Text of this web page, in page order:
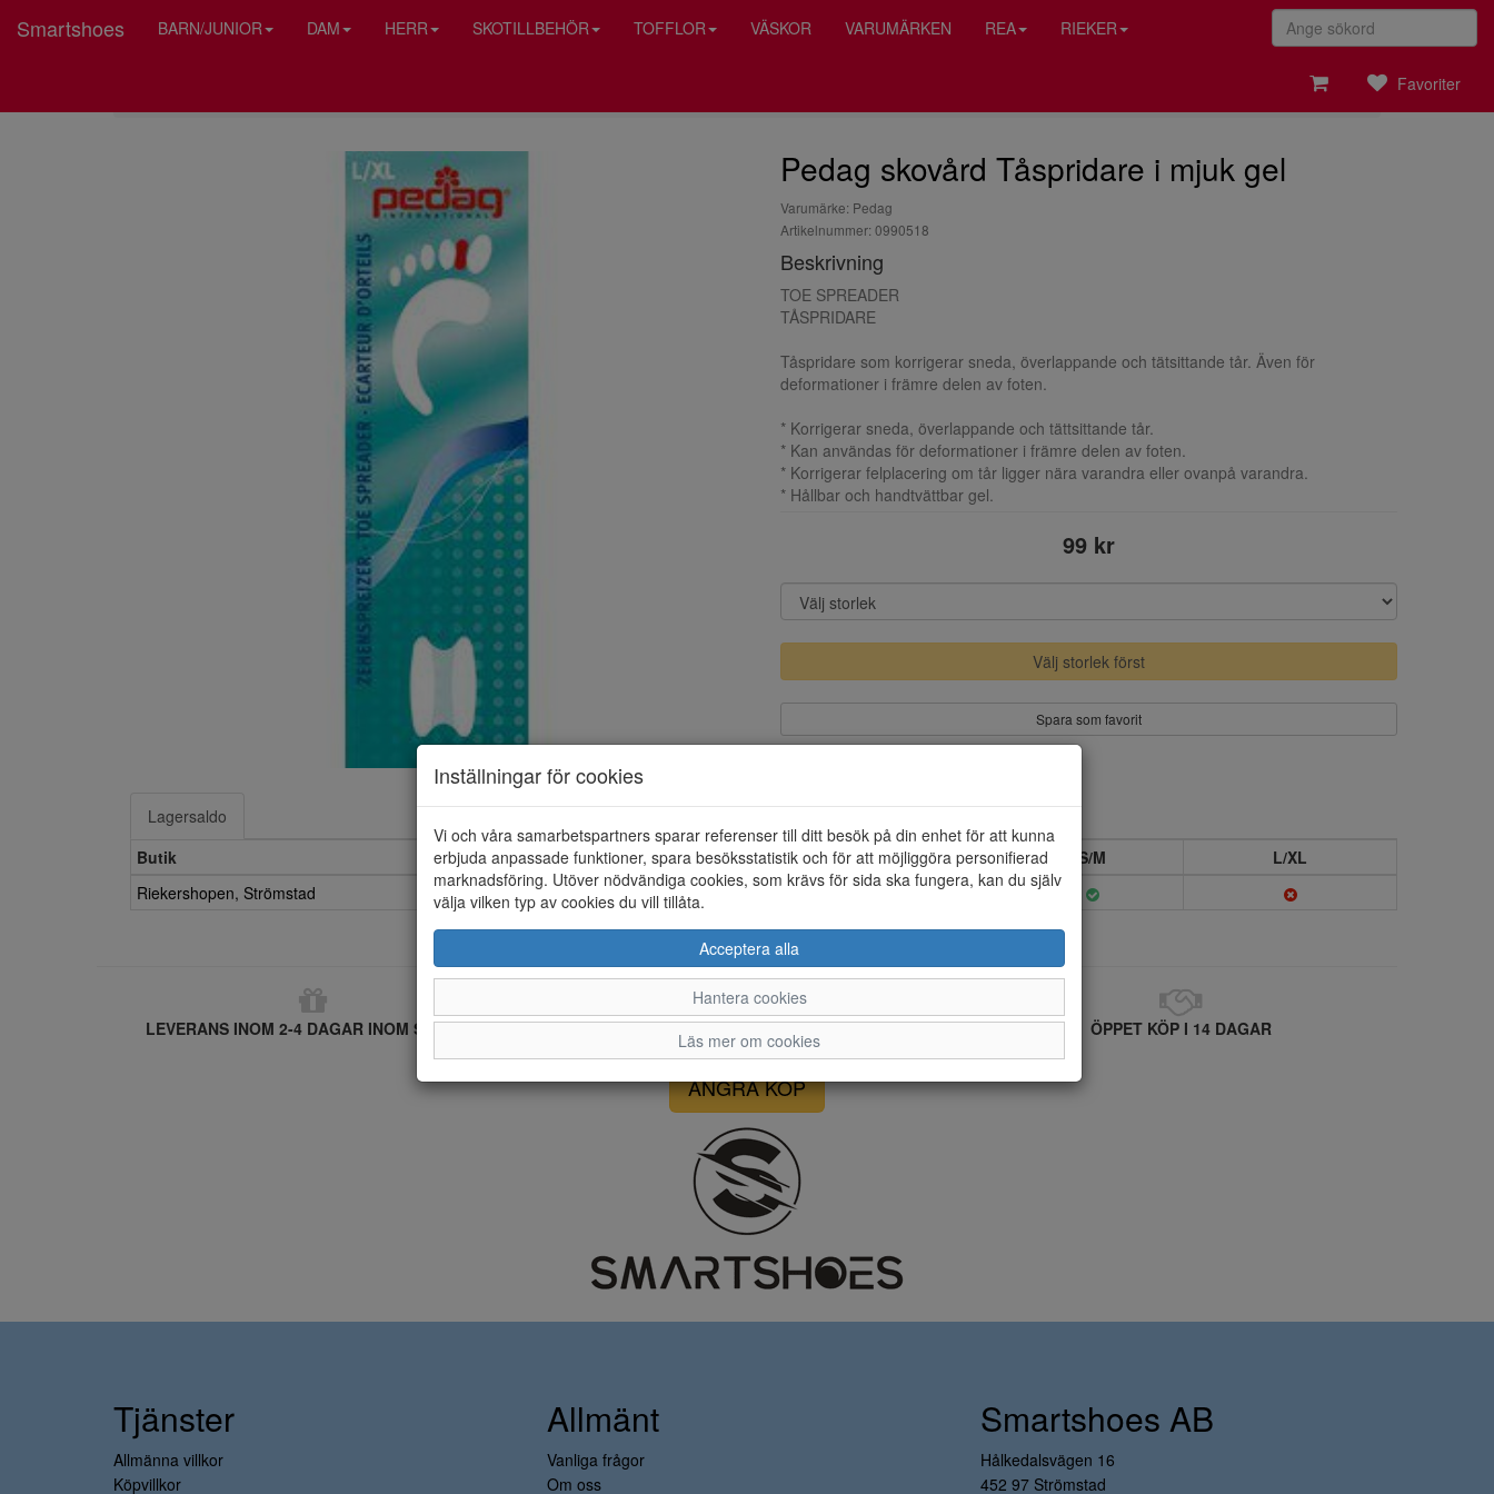
Smartshoes BARN/JUNIOR DAM HERR SKOTILLBEHÖR TOFFLOR VÄSKOR VARUMÄRKEN REA RIEKER
Favoriter
Pedag skovård Tåspridare i mjuk gel
Varumärke: Pedag
Artikelnummer: 0990518
Beskrivning
TOE SPREADER
TÅSPRIDARE
Tåspridare som korrigerar sneda, överlappande och tätsittande tår. Även för
deformationer i främre delen av foten.
* Korrigerar sneda, överlappande och tättsittande tår.
* Kan användas för deformationer i främre delen av foten.
* Korrigerar felplacering om tår ligger nära varandra eller ovanpå varandra.
* Hållbar och handtvättbar gel.
99 kr
Välj storlek först
Spara som favorit
Lagersaldo
Butik
S/M
L/XL
Riekershopen, Strömstad
LEVERANS INOM 2-4 DAGAR INOM SVERIGE FRI FRAKT VID KÖP ÖVER 1.000 KR ÖPPET KÖP I 14 DAGAR
ÅNGRA KÖP
Inställningar för cookies
Vi och våra samarbetspartners sparar referenser till ditt besök på din enhet för att kunna
erbjuda anpassade funktioner, spara besöksstatistik och för att möjliggöra personifierad
marknadsföring. Utöver nödvändiga cookies, som krävs för sida ska fungera, kan du själv
välja vilken typ av cookies du vill tillåta.
Acceptera alla
Hantera cookies
Läs mer om cookies
Tjänster
Allmänna villkor
Köpvillkor
Allmänt
Vanliga frågor
Om oss
Smartshoes AB
Hålkedalsvägen 16
452 97 Strömstad